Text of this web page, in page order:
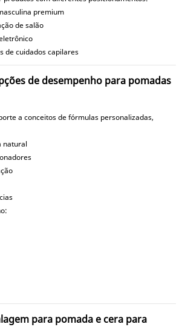
premium
de salão
de cuidados capilares
de desempenho para pomadas
a conceitos de fórmulas personalizadas,
natural
para pomada e cera para